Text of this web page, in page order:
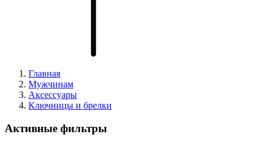
Главная
Мужчинам
Аксессуары
Ключницы и брелки
Активные фильтры